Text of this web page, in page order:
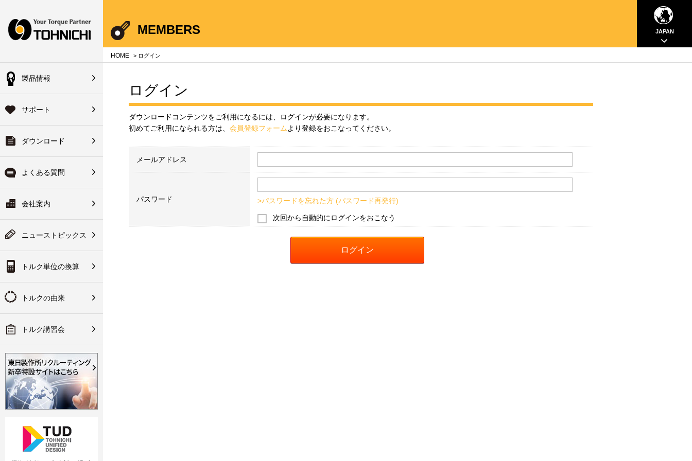
製品情報
サポート
ダウンロード
よくある質問
会社案内
ニューストピックス
トルク単位の換算
トルクの由来
トルク講習会
タ／チェッカ
製品
サポート
サービス
アサービス
ーサービス
イドサービス
代理店網
器総合製品案内
ンドブック
正装置
カイブ
ツリスト
な使い方
パーツリスト
くある質問
位について
使い方について
理について
ビリティ体系図・非該
方法など
その他
所について
社案内
社概要
のご挨拶
点一覧
連会社
り組みについて
変換
：換算後のトルク値
会員の方
録済の方は下記ボタ
ログイン
会員登録が必要にな
会員登録
MEMBERS JAPAN
HOME > ログイン
ログイン
ダウンロードコンテンツをご利用になるには、ログインが必要になります。
初めてご利用になられる方は、 会員登録フォーム より登録をおこなってください。
メールアドレス
パスワード >パスワードを忘れた方 (パスワード再発行)
次回から自動的にログインをおこなう